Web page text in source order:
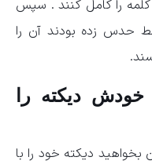
را کامل کنند . سپس
حدس زده بودند آن را
خودش دیکته را
بخواهید دیکته خود را با